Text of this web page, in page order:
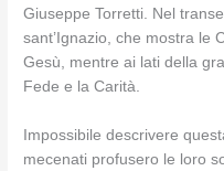
Giuseppe Torretti. Nel
sant’Ignazio, che mostra le
Gesù, mentre ai lati della
Fede e la Carità.
Impossibile descrivere
mecenati profusero le loro